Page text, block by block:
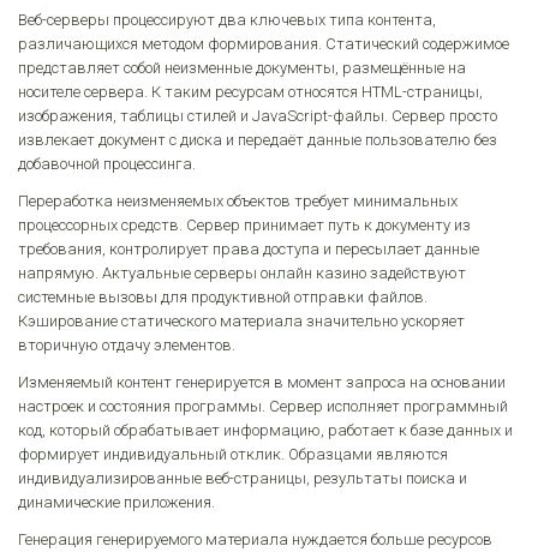
Веб-серверы процессируют два ключевых типа контента,
различающихся методом формирования. Статический содержимое
представляет собой неизменные документы, размещённые на
носителе сервера. К таким ресурсам относятся HTML-страницы,
изображения, таблицы стилей и JavaScript-файлы. Сервер просто
извлекает документ с диска и передаёт данные пользователю без
добавочной процессинга.
Переработка неизменяемых объектов требует минимальных
процессорных средств. Сервер принимает путь к документу из
требования, контролирует права доступа и пересылает данные
напрямую. Актуальные серверы онлайн казино задействуют
системные вызовы для продуктивной отправки файлов.
Кэширование статического материала значительно ускоряет
вторичную отдачу элементов.
Изменяемый контент генерируется в момент запроса на основании
настроек и состояния программы. Сервер исполняет программный
код, который обрабатывает информацию, работает к базе данных и
формирует индивидуальный отклик. Образцами являются
индивидуализированные веб-страницы, результаты поиска и
динамические приложения.
Генерация генерируемого материала нуждается больше ресурсов